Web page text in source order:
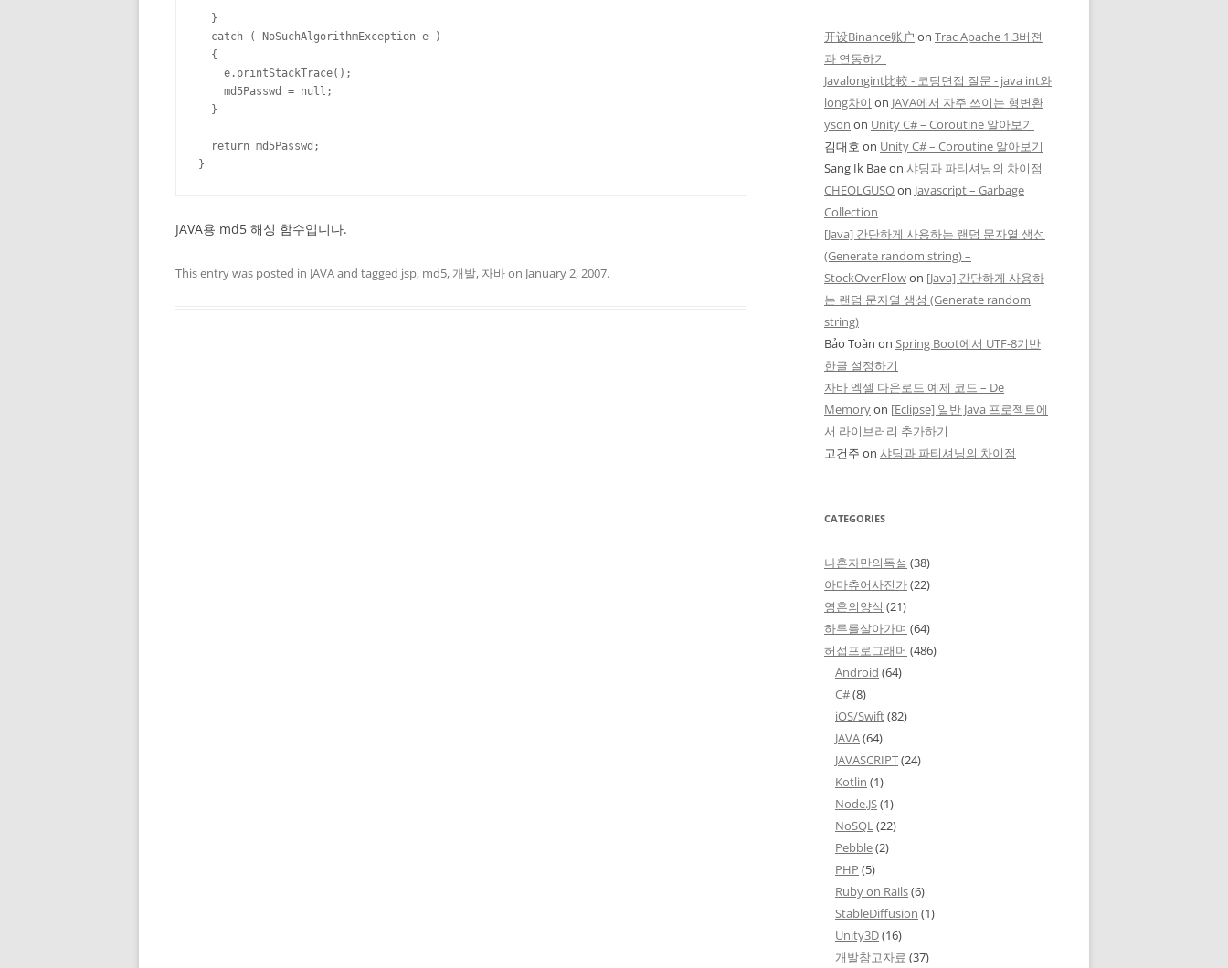
}
catch ( NoSuchAlgorithmException e )
{
e.printStackTrace();
md5Passwd = null;
}
return md5Passwd;
}
JAVA용 md5 해싱 함수입니다.
This entry was posted in JAVAand tagged jsp, md5,개발, 자바on January 2, 2007.
开设Binance账户 on Trac Apache 1.3버젼
과 연동하기
Javalongint比較 - 코딩면접 질문 - java int와
long차이 on JAVA에서 자주 쓰이는 형변환
yson on Unity C# – Coroutine 알아보기
김대호 on Unity C# – Coroutine 알아보기
Sang Ik Baeon 샤딩과 파티셔닝의 차이점
CHEOLGUSOon Javascript – Garbage
Collection
[Java] 간단하게 사용하는 랜덤 문자열 생성
(Generate random string) –
StockOverFlowon [Java] 간단하게 사용하
는 랜덤 문자열 생성 (Generate random
string)
Bảo Toàn on Spring Boot에서 UTF-8기반
한글 설정하기
자바 엑셀 다운로드 예제 코드 – De
Memoryon [Eclipse] 일반 Java 프로젝트에
서 라이브러리 추가하기
고건주 on 샤딩과 파티셔닝의 차이점
CATEGORIES
나혼자만의독설 (38)
아마츄어사진가(22)
영혼의양식 (21)
하루를살아가며 (64)
허접프로그래머 (486)
Android (64)
C#(8)
iOS/Swift(82)
JAVA(64)
JAVASCRIPT(24)
Kotlin (1)
Node.JS(1)
NoSQL(22)
Pebble(2)
PHP (5)
Ruby on Rails(6)
StableDiffusion (1)
Unity3D(16)
개발참고자료 (37)